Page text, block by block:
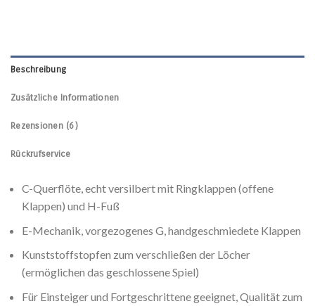
Beschreibung
Zusätzliche Informationen
Rezensionen (6)
Rückrufservice
C-Querflöte, echt versilbert mit Ringklappen (offene
Klappen) und H-Fuß
E-Mechanik, vorgezogenes G, handgeschmiedete Klappen
Kunststoffstopfen zum verschließen der Löcher
(ermöglichen das geschlossene Spiel)
Für Einsteiger und Fortgeschrittene geeignet, Qualität zum